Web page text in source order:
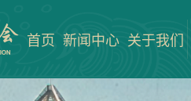
首页 新闻中心 关于我们